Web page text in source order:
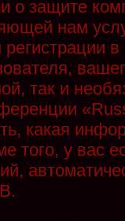
о защите
нам
так и
какая
того, у вас